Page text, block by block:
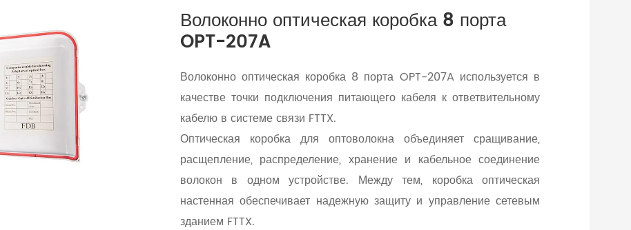
Волоконно оптическая коробка 8 порта
OPT-207A
Волоконно оптическая коробка 8 порта OPT-207A используется в
качестве точки подключения питающего кабеля к ответвительному
кабелю в системе связи FTTX.
Оптическая коробка для оптоволокна объединяет сращивание,
расщепление, распределение, хранение и кабельное соединение
волокон в одном устройстве. Между тем, коробка оптическая
настенная обеспечивает надежную защиту и управление сетевым
зданием FTTX.